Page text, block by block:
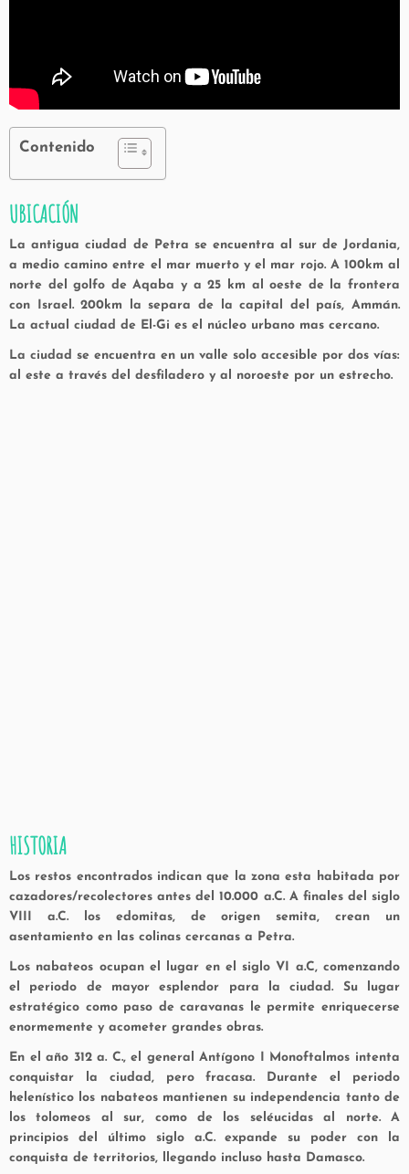
Contenido
UBICACIÓN
La antigua ciudad de Petra se encuentra al sur de Jordania,
a medio camino entre el mar muerto y el mar rojo. A 100km al
norte del golfo de Aqaba y a 25 km al oeste de la frontera
con Israel. 200km la separa de la capital del país, Ammán.
La actual ciudad de El-Gi es el núcleo urbano mas cercano.
La ciudad se encuentra en un valle solo accesible por dos vías:
al este a través del desfiladero y al noroeste por un estrecho.
HISTORIA
Los restos encontrados indican que la zona esta habitada por
cazadores/recolectores antes del 10.000 a.C. A finales del siglo
VIII a.C. los edomitas, de origen semita, crean un
asentamiento en las colinas cercanas a Petra.
Los nabateos ocupan el lugar en el siglo VI a.C, comenzando
el periodo de mayor esplendor para la ciudad. Su lugar
estratégico como paso de caravanas le permite enriquecerse
enormemente y acometer grandes obras.
En el año 312 a. C., el general Antígono I Monoftalmos intenta
conquistar la ciudad, pero fracasa. Durante el periodo
helenístico los nabateos mantienen su independencia tanto de
los tolomeos al sur, como de los seléucidas al norte. A
principios del último siglo a.C. expande su poder con la
conquista de territorios, llegando incluso hasta Damasco.